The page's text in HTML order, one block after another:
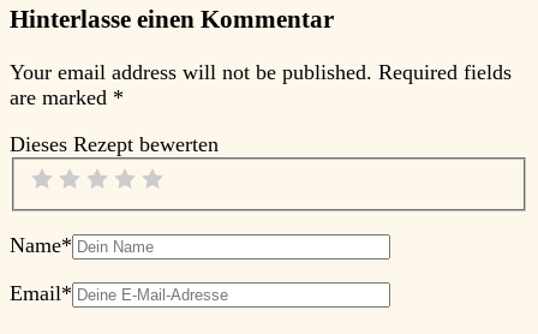
Hinterlasse einen Kommentar
Your email address will not be published. Required fields
are marked *
Dieses Rezept bewerten
Name*
Email*